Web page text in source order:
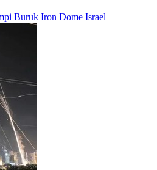
Buruk Iron Dome Israel